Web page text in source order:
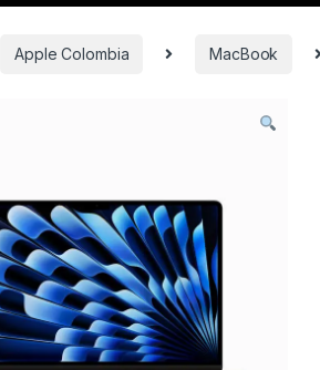
Apple Colombia MacBook